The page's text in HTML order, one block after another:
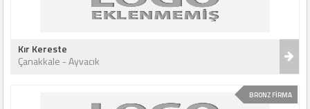
Kır Kereste
Çanakkale - Ayvacık
BRONZ FİRMA